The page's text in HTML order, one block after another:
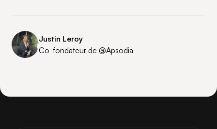
Justin Leroy
Co-fondateur de @Apsodia